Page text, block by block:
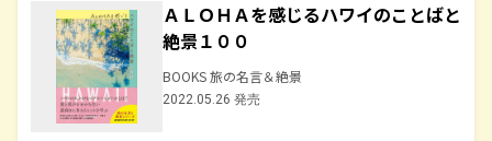
ＡＬＯＨＡを感じるハワイのことばと
絶景１００
BOOKS 旅の名言＆絶景
2022.05.26 発売